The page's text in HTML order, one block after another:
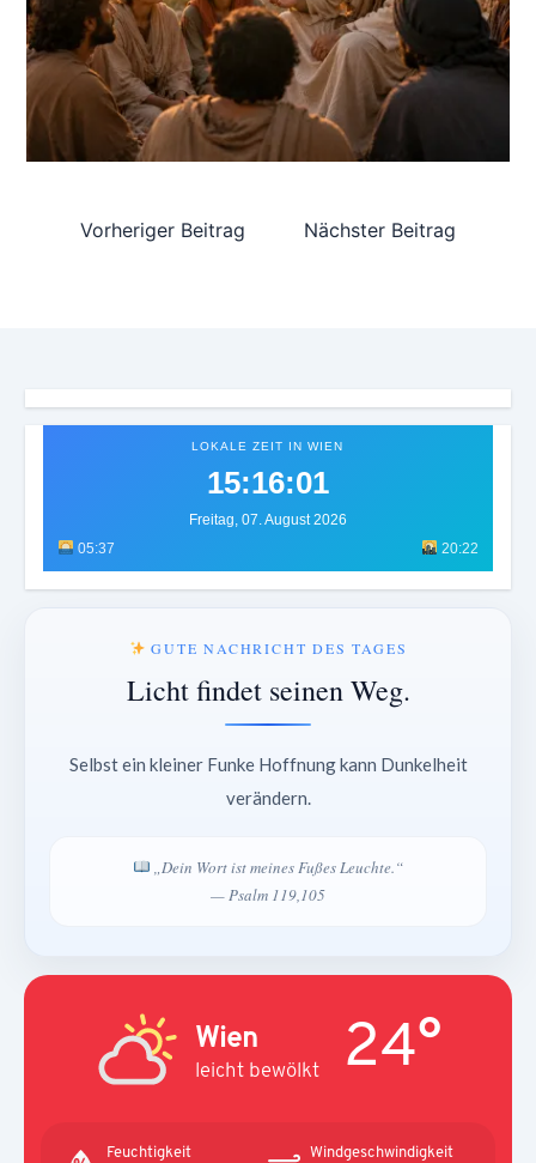
Vorheriger Beitrag Nächster Beitrag
LOKALE ZEIT IN WIEN
15:16:03
Freitag, 07. August 2026
05:37
20:22
GUTE NACHRICHT DES TAGES
Licht findet seinen Weg.
Selbst ein kleiner Funke Hoffnung kann Dunkelheit
verändern.
„Dein Wort ist meines Fußes Leuchte.“
— Psalm 119,105
Wien
leicht bewölkt 24°
Feuchtigkeit Windgeschwindigkeit